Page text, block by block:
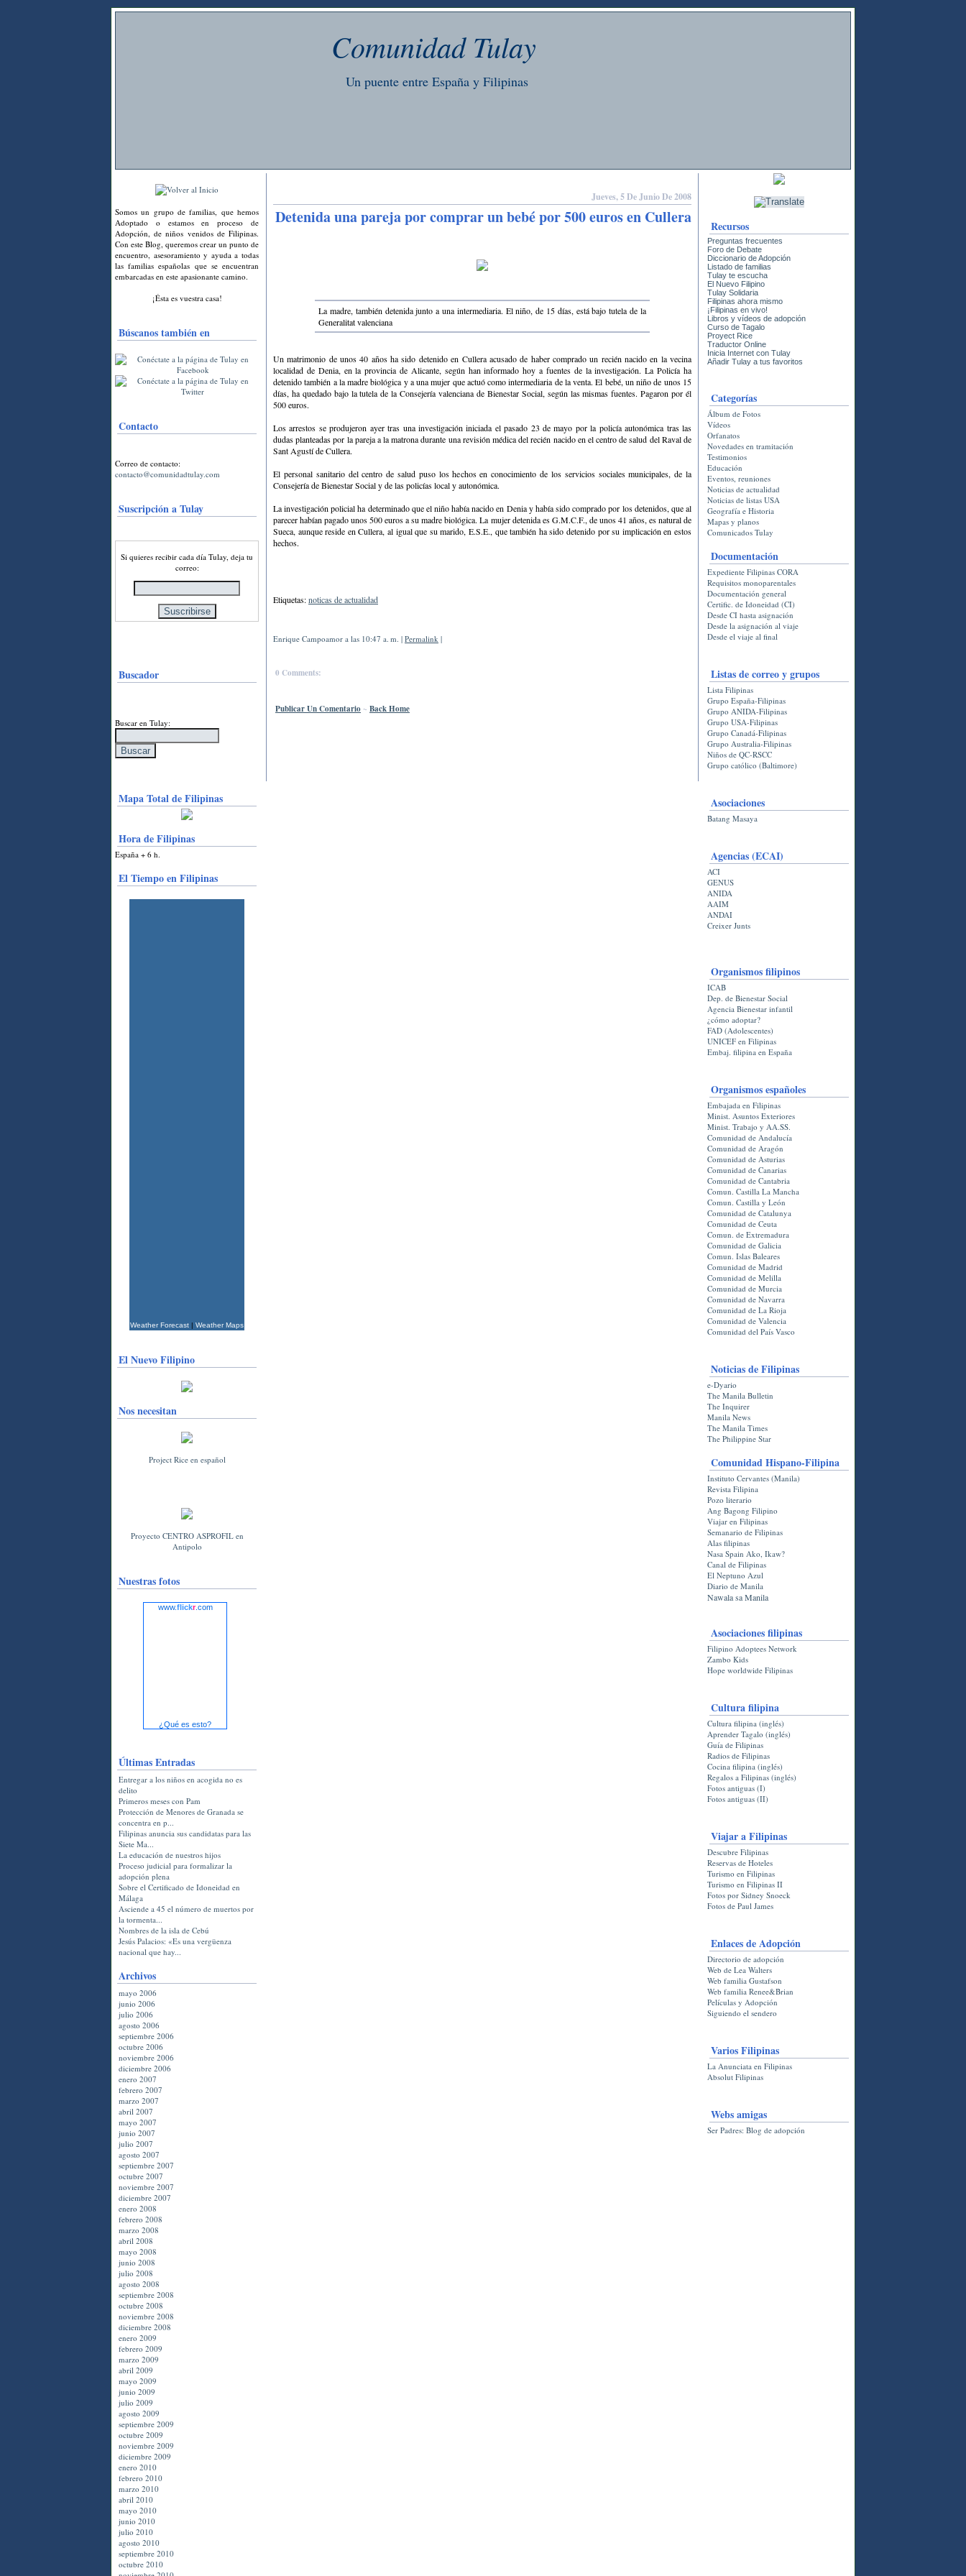
Comunidad Tulay
Un puente entre España y Filipinas
Somos un grupo de familias, que hemos
Adoptado o estamos en proceso de
Adopción, de niños venidos de Filipinas.
Con este Blog, queremos crear un punto de
encuentro, asesoramiento y ayuda a todas
las familias españolas que se encuentran
embarcadas en este apasionante camino.
¡Ésta es vuestra casa!
Búscanos también en
Contacto
Correo de contacto:
contacto@comunidadtulay.com
Suscripción a Tulay
Si quieres recibir cada día Tulay, deja tu
correo:
Buscador
Buscar en Tulay:
Mapa Total de Filipinas
Hora de Filipinas
España + 6 h.
El Tiempo en Filipinas
Weather Forecast | Weather Maps
El Nuevo Filipino
Nos necesitan
Project Rice en español
Proyecto CENTRO ASPROFIL en
Antipolo
Nuestras fotos
www.flickr.com
¿Qué es esto?
Últimas Entradas
Entregar a los niños en acogida no es
delito
Primeros meses con Pam
Protección de Menores de Granada se
concentra en p...
Filipinas anuncia sus candidatas para las
Siete Ma...
La educación de nuestros hijos
Proceso judicial para formalizar la
adopción plena
Sobre el Certificado de Idoneidad en
Málaga
Asciende a 45 el número de muertos por
la tormenta...
Nombres de la isla de Cebú
Jesús Palacios: «Es una vergüenza
nacional que hay...
Archivos
mayo 2006
junio 2006
julio 2006
agosto 2006
septiembre 2006
octubre 2006
noviembre 2006
diciembre 2006
enero 2007
febrero 2007
marzo 2007
abril 2007
mayo 2007
junio 2007
julio 2007
agosto 2007
septiembre 2007
octubre 2007
noviembre 2007
diciembre 2007
enero 2008
febrero 2008
marzo 2008
abril 2008
mayo 2008
junio 2008
julio 2008
agosto 2008
septiembre 2008
octubre 2008
noviembre 2008
diciembre 2008
enero 2009
febrero 2009
marzo 2009
abril 2009
mayo 2009
junio 2009
julio 2009
agosto 2009
septiembre 2009
octubre 2009
noviembre 2009
diciembre 2009
enero 2010
febrero 2010
marzo 2010
abril 2010
mayo 2010
junio 2010
julio 2010
agosto 2010
septiembre 2010
octubre 2010
Recursos
Preguntas frecuentes
Foro de Debate
Diccionario de Adopción
Listado de familias
Tulay te escucha
El Nuevo Filipino
Tulay Solidaria
Filipinas ahora mismo
¡Filipinas en vivo!
Libros y vídeos de adopción
Curso de Tagalo
Proyect Rice
Traductor Online
Inicia Internet con Tulay
Añadir Tulay a tus favoritos
Categorí­as
Álbum de Fotos
Vídeos
Orfanatos
Novedades en tramitación
Testimonios
Educación
Eventos, reuniones
Noticias de actualidad
Noticias de listas USA
Geografía e Historia
Mapas y planos
Comunicados Tulay
Documentación
Expediente Filipinas CORA
Requisitos monoparentales
Documentación general
Certific. de Idoneidad (CI)
Desde CI hasta asignación
Desde la asignación al viaje
Desde el viaje al final
Listas de correo y grupos
Lista Filipinas
Grupo España-Filipinas
Grupo ANIDA-Filipinas
Grupo USA-Filipinas
Grupo Canadá-Filipinas
Grupo Australia-Filipinas
Niños de QC-RSCC
Grupo católico (Baltimore)
Asociaciones
Batang Masaya
Agencias (ECAI)
ACI
GENUS
ANIDA
AAIM
ANDAI
Creixer Junts
Organismos filipinos
ICAB
Dep. de Bienestar Social
Agencia Bienestar infantil
¿cómo adoptar?
FAD (Adolescentes)
UNICEF en Filipinas
Embaj. filipina en España
Organismos españoles
Embajada en Filipinas
Minist. Asuntos Exteriores
Minist. Trabajo y AA.SS.
Comunidad de Andalucí­a
Comunidad de Aragón
Comunidad de Asturias
Comunidad de Canarias
Comunidad de Cantabria
Comun. Castilla La Mancha
Comun. Castilla y León
Comunidad de Catalunya
Comunidad de Ceuta
Comun. de Extremadura
Comunidad de Galicia
Comun. Islas Baleares
Comunidad de Madrid
Comunidad de Melilla
Comunidad de Murcia
Comunidad de Navarra
Comunidad de La Rioja
Comunidad de Valencia
Comunidad del País Vasco
Noticias de Filipinas
e-Dyario
The Manila Bulletin
The Inquirer
Manila News
The Manila Times
The Philippine Star
Comunidad Hispano-Filipina
Instituto Cervantes (Manila)
Revista Filipina
Pozo literario
Ang Bagong Filipino
Viajar en Filipinas
Semanario de Filipinas
Alas filipinas
Nasa Spain Ako, Ikaw?
Canal de Filipinas
El Neptuno Azul
Diario de Manila
Nawala sa Manila
Asociaciones filipinas
Filipino Adoptees Network
Zambo Kids
Hope worldwide Filipinas
Cultura filipina
Cultura filipina (inglés)
Aprender Tagalo (inglés)
Guía de Filipinas
Radios de Filipinas
Cocina filipina (inglés)
Regalos a Filipinas (inglés)
Fotos antiguas (I)
Fotos antiguas (II)
Viajar a Filipinas
Descubre Filipinas
Reservas de Hoteles
Turismo en Filipinas
Turismo en Filipinas II
Fotos por Sidney Snoeck
Fotos de Paul James
Enlaces de Adopción
Directorio de adopción
Web de Lea Walters
Web familia Gustafson
Web familia Renee&Brian
Películas y Adopción
Siguiendo el sendero
Varios Filipinas
La Anunciata en Filipinas
Absolut Filipinas
Webs amigas
Ser Padres: Blog de adopción
Jueves, 5 De Junio De 2008
Detenida una pareja por comprar un bebé por 500 euros en Cullera
La madre, también detenida junto a una intermediaria. El niño, de 15 días, está bajo tutela de la
Generalitat valenciana
Un matrimonio de unos 40 años ha sido detenido en Cullera acusado de haber comprado un recién nacido en la vecina
localidad de Denia, en la provincia de Alicante, según han informado hoy a fuentes de la investigación. La Policía ha
detenido también a la madre biológica y a una mujer que actuó como intermediaria de la venta. El bebé, un niño de unos 15
días, ha quedado bajo la tutela de la Consejería valenciana de Bienestar Social, según las mismas fuentes. Pagaron por él
500 euros.
Los arrestos se produjeron ayer tras una investigación iniciada el pasado 23 de mayo por la policía autonómica tras las
dudas planteadas por la pareja a la matrona durante una revisión médica del recién nacido en el centro de salud del Raval de
Sant Agustí de Cullera.
El personal sanitario del centro de salud puso los hechos en conocimiento de los servicios sociales municipales, de la
Consejería de Bienestar Social y de las policías local y autonómica.
La investigación policial ha determinado que el niño había nacido en Denia y había sido comprado por los detenidos, que al
parecer habían pagado unos 500 euros a su madre biológica. La mujer detenida es G.M.C.F., de unos 41 años, es natural de
Sueca, aunque reside en Cullera, al igual que su marido, E.S.E., que también ha sido detenido por su implicación en estos
hechos.
Etiquetas:noticas de actualidad
Enrique Campoamor a las 10:47 a. m. | Permalink |
0 Comments:
Publicar Un Comentario ~ Back Home